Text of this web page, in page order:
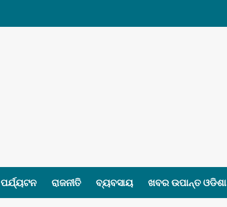
ପର୍ଯ୍ୟଟନ ରାଜନୀତି ବ୍ୟବସାୟ ଖବର ଉପାନ୍ତ ଓଡିଶା